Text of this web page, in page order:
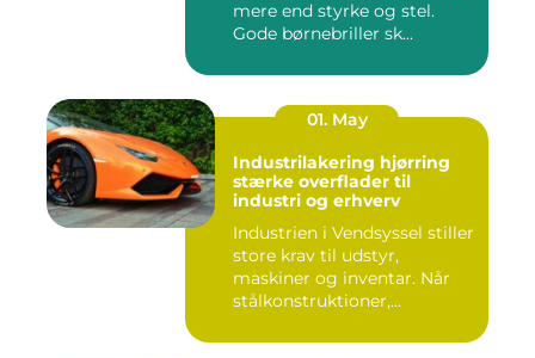
mere end styrke og stel.
Gode børnebriller sk...
01. May
Industrilakering hjørring
stærke overflader til
industri og erhverv
Industrien i Vendsyssel stiller
store krav til udstyr,
maskiner og inventar. Når
stålkonstruktioner,...